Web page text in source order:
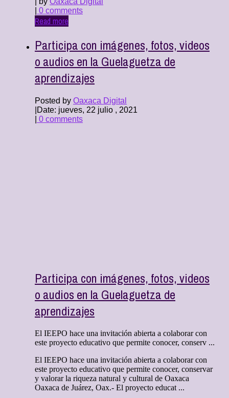
0 comments
Read more
Participa con imágenes, fotos, videos
o audios en la Guelaguetza de
aprendizajes
Posted by Oaxaca Digital
Date: jueves, 22 julio , 2021
0 comments
Participa con imágenes, fotos, videos
o audios en la Guelaguetza de
aprendizajes
El IEEPO hace una invitación abierta a colaborar con
este proyecto educativo que permite conocer, conserv ...
El IEEPO hace una invitación abierta a colaborar con
este proyecto educativo que permite conocer, conservar
y valorar la riqueza natural y cultural de Oaxaca
Oaxaca de Juárez, Oax.- El proyecto educat ...